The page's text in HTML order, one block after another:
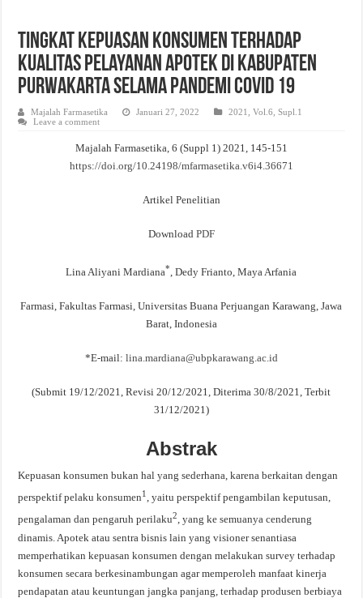
Tingkat Kepuasan Konsumen Terhadap
Kualitas Pelayanan Apotek di Kabupaten
Purwakarta Selama Pandemi Covid 19
Majalah Farmasetika Januari 27, 2022 2021 ,Vol.6, Supl.1
Leave a comment
Majalah Farmasetika, 6 (Suppl 1) 2021, 145-151
https://doi.org/10.24198/mfarmasetika.v6i4.36671
Artikel Penelitian
Download PDF
Lina Aliyani Mardiana*, Dedy Frianto, Maya Arfania
Farmasi, Fakultas Farmasi, Universitas Buana Perjuangan Karawang, Jawa
Barat, Indonesia
*E-mail: lina.mardiana@ubpkarawang.ac.id
(Submit 19/12/2021, Revisi 20/12/2021, Diterima 30/8/2021, Terbit
31/12/2021)
Abstrak
Kepuasan konsumen bukan hal yang sederhana, karena berkaitan dengan
perspektif pelaku konsumen1, yaitu perspektif pengambilan keputusan,
pengalaman dan pengaruh perilaku2, yang ke semuanya cenderung
dinamis. Apotek atau sentra bisnis lain yang visioner senantiasa
memperhatikan kepuasan konsumen dengan melakukan survey terhadap
konsumen secara berkesinambungan agar memperoleh manfaat kinerja
pendapatan atau keuntungan jangka panjang, terhadap produsen berbiaya